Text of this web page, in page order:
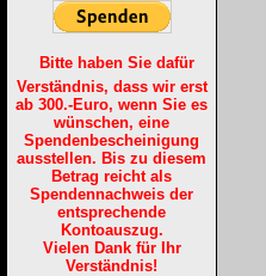
Bitte haben Sie dafür
Verständnis, dass wir erst
ab 300.-Euro, wenn Sie es
wünschen, eine
Spendenbescheinigung
ausstellen. Bis zu diesem
Betrag reicht als
Spendennachweis der
entsprechende
Kontoauszug.
Vielen Dank für Ihr
Verständnis!